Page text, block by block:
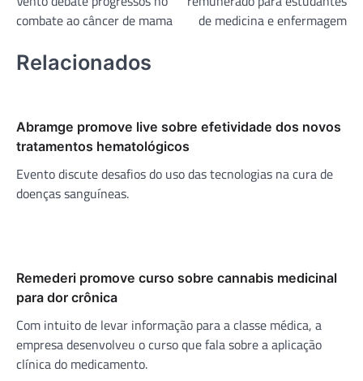
Post
combate ao câncer de mama
de medicina e enfermagem
Relacionados
Abramge promove live sobre efetividade dos novos
tratamentos hematológicos
Evento discute desafios do uso das tecnologias na cura de
doenças sanguíneas.
Remederi promove curso sobre cannabis medicinal
para dor crônica
Com intuito de levar informação para a classe médica, a
empresa desenvolveu o curso que fala sobre a aplicação
clínica do medicamento.